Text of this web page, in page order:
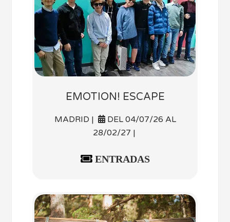
EMOTION! ESCAPE
MADRID |
DEL 04/07/26 AL
28/02/27 |
ENTRADAS